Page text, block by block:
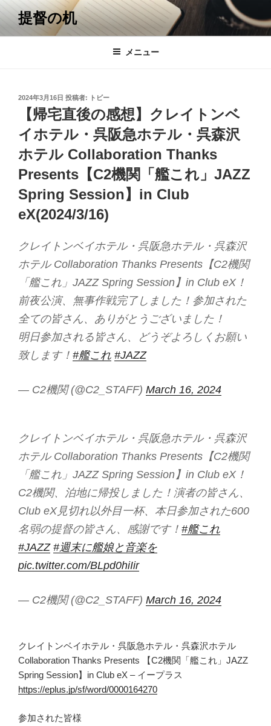
コ
テ
提督の机
メニュー
投
2024年3月16日 投稿者: トビー
【帰宅直後の感想】クレイトンベ
イホテル・呉阪急ホテル・呉森沢
ホテル Collaboration Thanks
Presents【C2機関「艦これ」JAZZ
Spring Session】in Club
eX(2024/3/16)
クレイトンベイホテル・呉阪急ホテル・呉森沢
ホテル Collaboration Thanks Presents【C2機関
「艦これ」JAZZ Spring Session】in Club eX！
前夜公演、無事作戦完了しました！参加された
全ての皆さん、ありがとうございました！
明日参加される皆さん、どうぞよろしくお願い
致します！ #艦これ #JAZZ
— C2機関 (@C2_STAFF) March 16, 2024
クレイトンベイホテル・呉阪急ホテル・呉森沢
ホテル Collaboration Thanks Presents【C2機関
「艦これ」JAZZ Spring Session】in Club eX！
C2機関、泊地に帰投しました！演者の皆さん、
Club eX見切れ以外目一杯、本日参加された600
名弱の提督の皆さん、感謝です！ #艦これ
#JAZZ #週末に艦娘と音楽を
pic.twitter.com/BLpd0hiIir
— C2機関 (@C2_STAFF) March 16, 2024
クレイトンベイホテル・呉阪急ホテル・呉森沢ホテル
Collaboration Thanks Presents 【C2機関「艦これ」JAZZ
Spring Session】in Club eX – イープラス
https://eplus.jp/sf/word/0000164270
参加された皆様